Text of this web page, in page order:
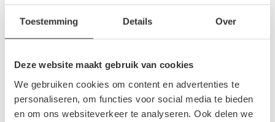
Toestemming Details Over
Deze website maakt gebruik van cookies
We gebruiken cookies om content en advertenties te
personaliseren, om functies voor social media te bieden
en om ons websiteverkeer te analyseren. Ook delen we
La vostra auto non può più circolare a causa di danni o non
può più circolare sulle strade pubbliche per mancanza di
un’ispezione valida? Poi si può scegliere di avere l’auto ritirata